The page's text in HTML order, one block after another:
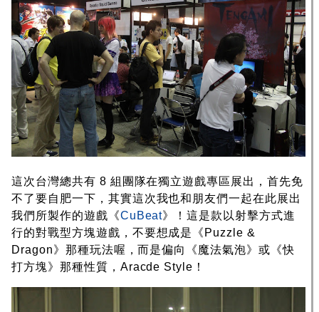
這次台灣總共有 8 組團隊在獨立遊戲專區展出，首先免
不了要自肥一下，其實這次我也和朋友們一起在此展出
我們所製作的遊戲《CuBeat》！這是款以射擊方式進
行的對戰型方塊遊戲，不要想成是《Puzzle &
Dragon》那種玩法喔，而是偏向《魔法氣泡》或《快
打方塊》那種性質，Aracde Style！